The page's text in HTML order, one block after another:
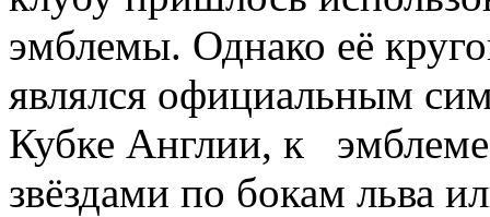
эмблемы. Однако её
являлся официальным
Кубке Англии, к
звёздами по бокам льва